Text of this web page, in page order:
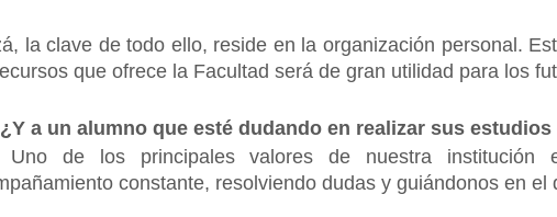
la clave de todo ello, reside en la organización personal.
que ofrece la Facultad será de gran utilidad para los
a un alumno que esté dudando en realizar sus
Uno de los principales valores de nuestra
constante, resolviendo dudas y guiándonos en el